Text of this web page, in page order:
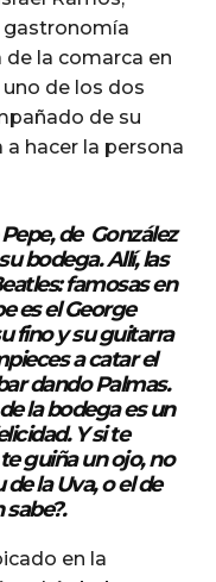
gastronomía
de la comarca en
de los dos
de su
hacer la persona
, de González
bodega. Allí, las
famosas en
es el George
fino y su guitarra
a catar el
dandoPalmas.
la bodega es un
Y si te
guiña un ojo, no
la Uva, o el de
sabe?.
en la